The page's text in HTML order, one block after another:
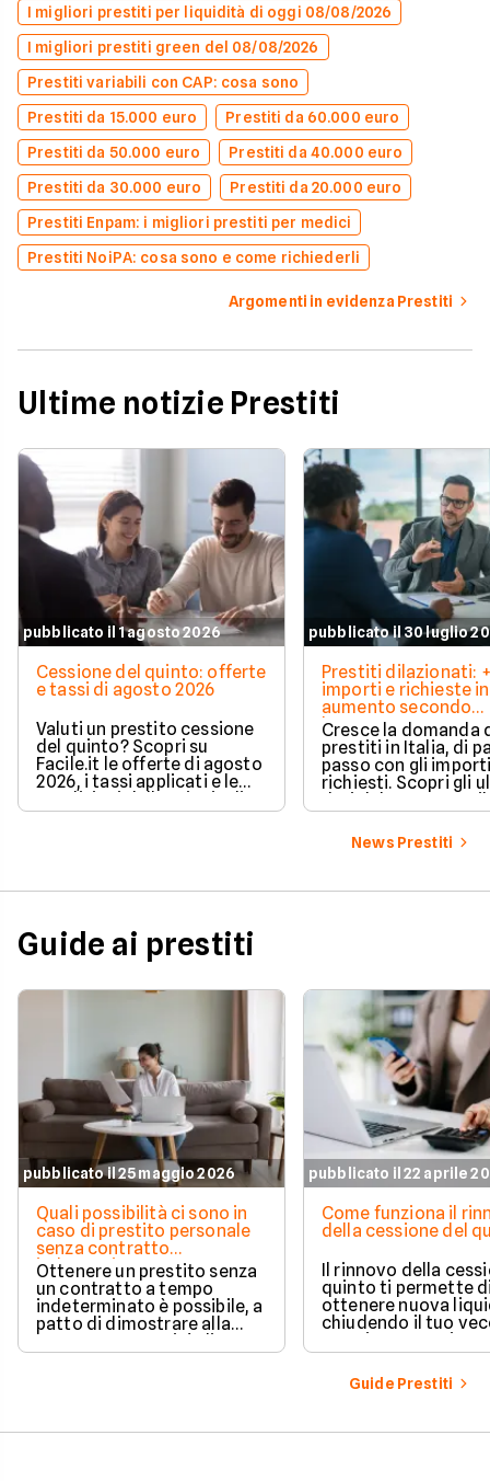
I migliori prestiti per liquidità di oggi 08/08/2026
I migliori prestiti green del 08/08/2026
Prestiti variabili con CAP: cosa sono
Prestiti da 15.000 euro
Prestiti da 60.000 euro
Prestiti da 50.000 euro
Prestiti da 40.000 euro
Prestiti da 30.000 euro
Prestiti da 20.000 euro
Prestiti Enpam: i migliori prestiti per medici
Prestiti NoiPA: cosa sono e come richiederli
Argomenti in evidenza Prestiti
Ultime notizie Prestiti
pubblicato il 1 agosto 2026
Cessione del quinto: offerte
e tassi di agosto 2026
Valuti un prestito cessione
del quinto? Scopri su
Facile.it le offerte di agosto
2026, i tassi applicati e le
condizioni delle principali
soluzioni disponibili.
pubblicato il 30 luglio
Prestiti dilazionati:
importi e richieste in
aumento secondo
barometro CRIF
Cresce la domanda
prestiti in Italia, di
passo con gli
richiesti. Scopri gli
dati del CRIF su
News Prestiti
Guide ai prestiti
pubblicato il 25 maggio 2026
Quali possibilità ci sono in
caso di prestito personale
senza contratto
indeterminato
Ottenere un prestito senza
un contratto a tempo
indeterminato è possibile, a
patto di dimostrare alla
banca una capacità di
rimborso solida e costante.
quali strategie puoi
pubblicato il 22 aprile
Come funziona il
della cessione del
Il rinnovo della
quinto ti permette
ottenere nuova
chiudendo il tuo
prestito per aprirne
vantaggioso.
Guide Prestiti